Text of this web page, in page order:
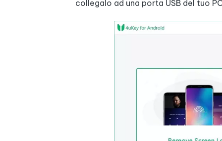
collegalo ad una porta USB del tuo